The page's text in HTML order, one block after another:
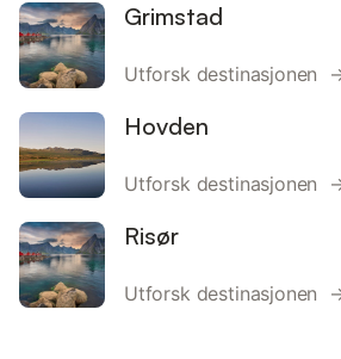
Grimstad
Utforsk destinasjonen
Hovden
Utforsk destinasjonen
Risør
Utforsk destinasjonen